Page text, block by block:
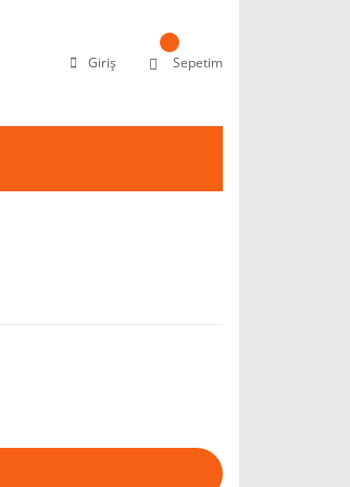
Giriş Sepetim